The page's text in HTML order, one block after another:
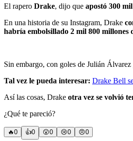
El rapero Drake, dijo que apostó 300
En una historia de su Instagram, Drake
habría embolsillado 2 mil 800 millones
Sin embargo, con goles de Julián
Tal vez le pueda interesar: Drake Bell
Así las cosas, Drake otra vez se volvió
¿Qué te pareció?
🔥0 👍0 😲0 😢0 😠0